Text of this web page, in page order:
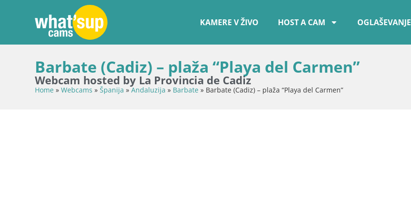
KAMERE V ŽIVO HOST A CAM OGLAŠEVANJE
Barbate (Cadiz) – plaža “Playa del Carmen”
Webcam hosted by La Provincia de Cadiz
Home » Webcams » Španija »Andaluzija » Barbate » Barbate (Cadiz) – plaža “Playa del Carmen”